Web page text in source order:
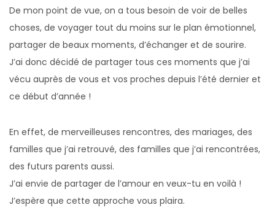
De mon point de vue, on a tous besoin de voir de belles
choses, de voyager tout du moins sur le plan émotionnel,
partager de beaux moments, d’échanger et de sourire.
J’ai donc décidé de partager tous ces moments que j’ai
vécu auprès de vous et vos proches depuis l’été dernier et
ce début d’année !
En effet, de merveilleuses rencontres, des mariages, des
familles que j’ai retrouvé, des familles que j’ai rencontrées,
des futurs parents aussi.
J’ai envie de partager de l’amour en veux-tu en voilà !
J’espère que cette approche vous plaira.